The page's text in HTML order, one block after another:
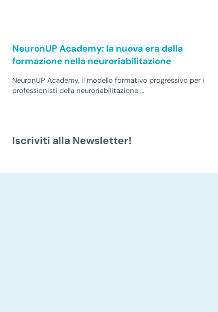
NeuronUP Academy: la nuova era della
formazione nella neuroriabilitazione
NeuronUP Academy, il modello formativo progressivo per i
professionisti della neuroriabilitazione …
Iscriviti alla Newsletter!